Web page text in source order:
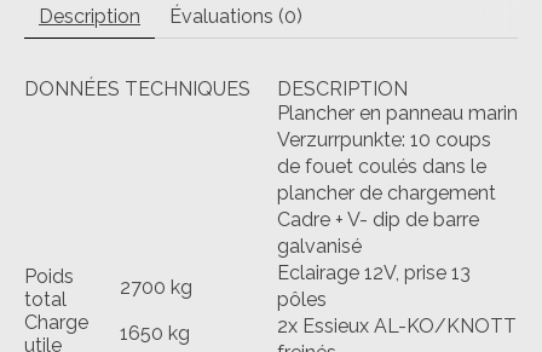
Description Évaluations (0)
DONNÉES TECHNIQUES DESCRIPTION
Poids
total
2700 kg
Charge
utile
1650 kg
Plancher en panneau marin
Verzurrpunkte: 10 coups
de fouet coulés dans le
plancher de chargement
Cadre + V- dip de barre
galvanisé
Eclairage 12V, prise 13
pôles
2x Essieux AL-KO/KNOTT